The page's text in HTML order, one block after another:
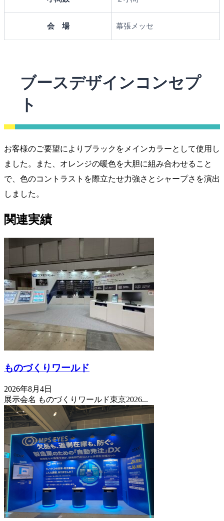
会 場 幕張メッセ
ブースデザインコンセプ
ト
お客様のご要望によりブラックをメインカラーとして使用し
ました。また、オレンジの暖色を大胆に組み合わせること
で、色のコントラストを際立たせ力強さとシャープさを演出
しました。
関連実績
ものづくりワールド
2026年8月4日
展示会名 ものづくりワールド東京2026...